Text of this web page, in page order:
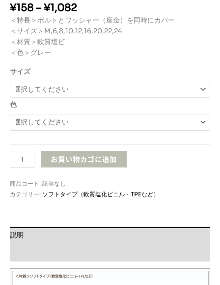
¥158–¥1,082価
格
帯:
¥1,
2
＜特長＞ボルトとワッシャー（座金）を同時にカバー
＜サイズ＞M,6,8,10,12,16,20,22,24
＜材質＞軟質塩ビ
＜色＞グレー
サイズ
色
PCD9
六
角
ボ
ル
部
ー
（止
お買い物カゴに追加
商品コード:該当なし
カテゴリー: ソフトタイプ（軟質塩化ビニル・TPEなど）
説明